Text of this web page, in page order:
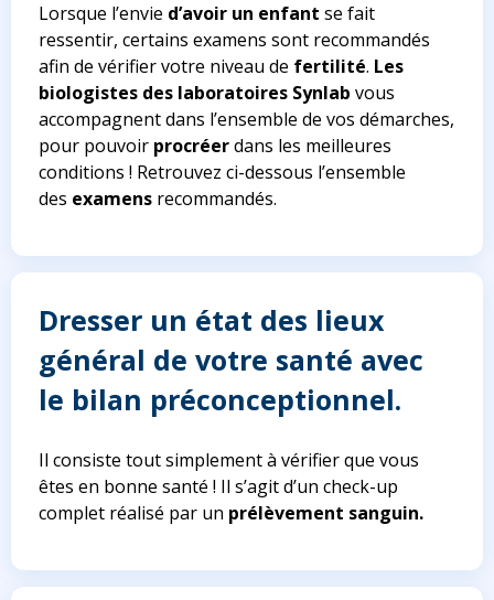
Lorsque l’envie d’avoir un enfant se fait
ressentir, certains examens sont recommandés
afin de vérifier votre niveau de fertilité. Les
biologistes des laboratoires Synlab vous
accompagnent dans l’ensemble de vos démarches,
pour pouvoir procréerdans les meilleures
conditions ! Retrouvez ci-dessous l’ensemble
des examens recommandés.
Dresser un état des lieux
général de votre santé avec
le bilan préconceptionnel.
Il consiste tout simplement à vérifier que vous
êtes en bonne santé ! Il s’agit d’un check-up
complet réalisé par un prélèvement sanguin.